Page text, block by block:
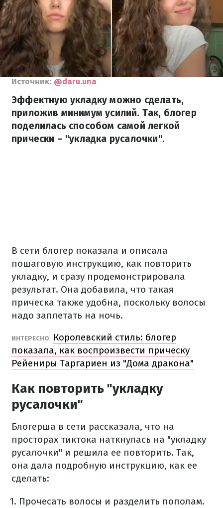
Источник: @daru.una
Эффектную укладку можно сделать,
приложив минимум усилий. Так, блогер
поделилась способом самой легкой
прически – "укладка русалочки".
В сети блогер показала и описала
пошаговую инструкцию, как повторить
укладку, и сразу продемонстрировала
результат. Она добавила, что такая
прическа также удобна, поскольку волосы
надо заплетать на ночь.
ИНТЕРЕСНО
Королевский стиль: блогер
показала, как воспроизвести прическу
Рейениры Таргариен из "Дома дракона"
Как повторить "укладку
русалочки"
Блогерша в сети рассказала, что на
просторах тиктока наткнулась на "укладку
русалочки" и решила ее повторить. Так,
она дала подробную инструкцию, как ее
сделать:
Прочесать волосы и разделить пополам.